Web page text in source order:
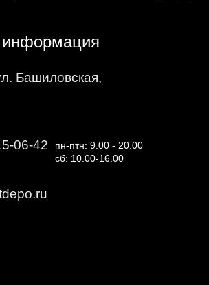
информация
Башиловская,
06-42
пн-птн: 9.00 - 20.00
сб: 10.00-16.00